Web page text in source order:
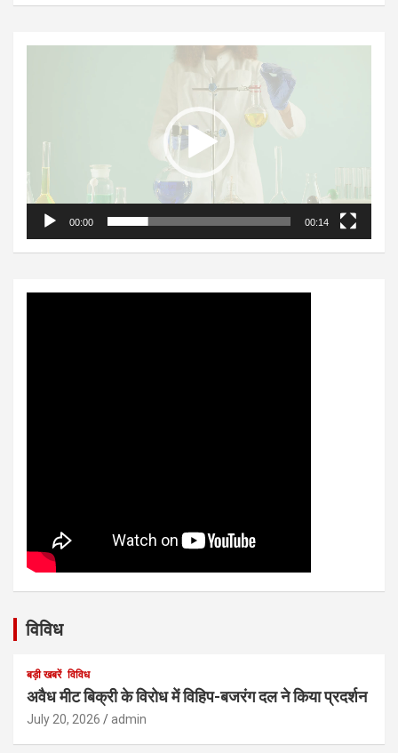
00:00 00:14
विविध
बड़ी खबरें विविध
अवैध मीट बिक्री के विरोध में विहिप-बजरंग दल ने किया प्रदर्शन
July 20, 2026 admin